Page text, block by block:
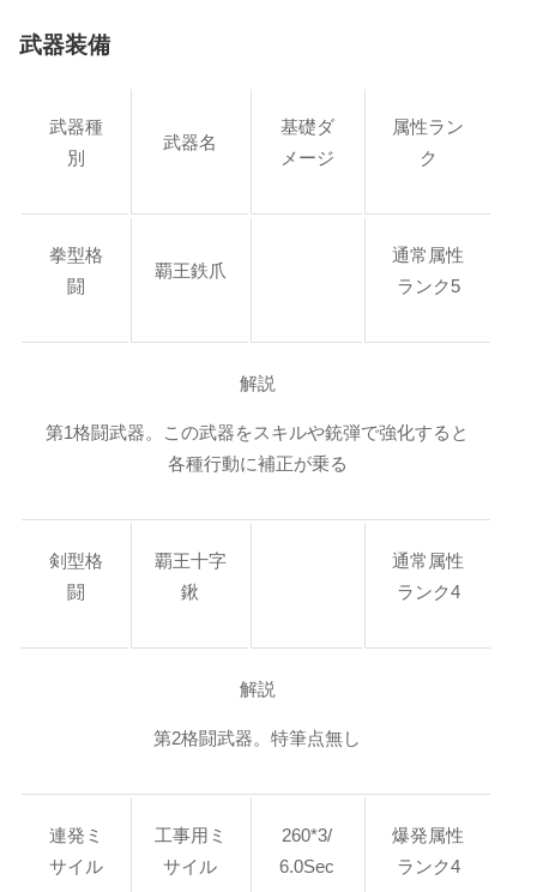
武器装備
武器種
別
武器名
基礎ダ
メージ
属性ラン
ク
拳型格
闘
覇王鉄爪
通常属性
ランク5
解説
第1格闘武器。この武器をスキルや銃弾で強化すると
各種行動に補正が乗る
剣型格
闘
覇王十字
鍬
通常属性
ランク4
解説
第2格闘武器。特筆点無し
連発ミ
サイル
工事用ミ
サイル
260*3/
6.0Sec
爆発属性
ランク4